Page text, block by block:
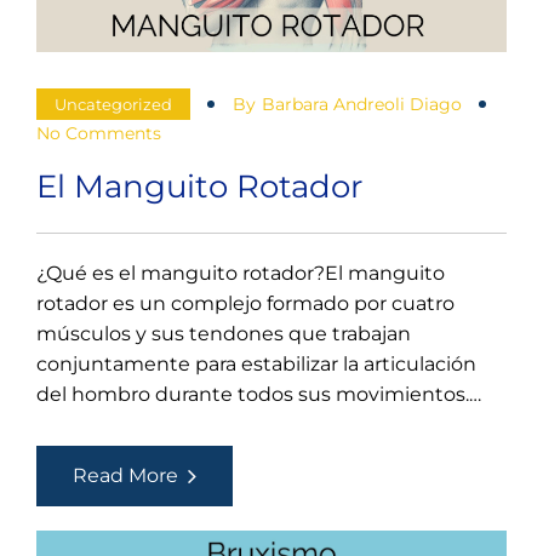
Uncategorized By Barbara Andreoli Diago
No Comments
El Manguito Rotador
¿Qué es el manguito rotador?El manguito
rotador es un complejo formado por cuatro
músculos y sus tendones que trabajan
conjuntamente para estabilizar la articulación
del hombro durante todos sus movimientos.…
Read More El
Manguito
Rotador